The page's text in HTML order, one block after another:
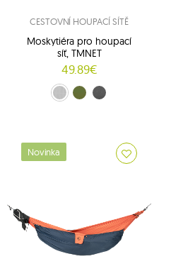
CESTOVNÍ HOUPACÍ SÍTĚ
Moskytiéra pro houpací
síť, TMNET
49.89€
bílý (1)zelený (2)Černý (3)
Novinka